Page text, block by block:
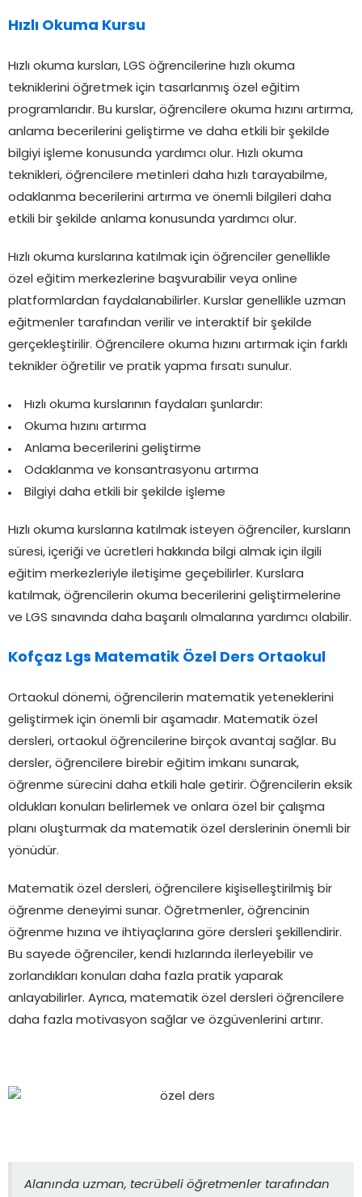
Hızlı Okuma Kursu
Hızlı okuma kursları, LGS öğrencilerine hızlı okuma
tekniklerini öğretmek için tasarlanmış özel eğitim
programlarıdır. Bu kurslar, öğrencilere okuma hızını artırma,
anlama becerilerini geliştirme ve daha etkili bir şekilde
bilgiyi işleme konusunda yardımcı olur. Hızlı okuma
teknikleri, öğrencilere metinleri daha hızlı tarayabilme,
odaklanma becerilerini artırma ve önemli bilgileri daha
etkili bir şekilde anlama konusunda yardımcı olur.
Hızlı okuma kurslarına katılmak için öğrenciler genellikle
özel eğitim merkezlerine başvurabilir veya online
platformlardan faydalanabilirler. Kurslar genellikle uzman
eğitmenler tarafından verilir ve interaktif bir şekilde
gerçekleştirilir. Öğrencilere okuma hızını artırmak için farklı
teknikler öğretilir ve pratik yapma fırsatı sunulur.
Hızlı okuma kurslarının faydaları şunlardır:
Okuma hızını artırma
Anlama becerilerini geliştirme
Odaklanma ve konsantrasyonu artırma
Bilgiyi daha etkili bir şekilde işleme
Hızlı okuma kurslarına katılmak isteyen öğrenciler, kursların
süresi, içeriği ve ücretleri hakkında bilgi almak için ilgili
eğitim merkezleriyle iletişime geçebilirler. Kurslara
katılmak, öğrencilerin okuma becerilerini geliştirmelerine
ve LGS sınavında daha başarılı olmalarına yardımcı olabilir.
Kofçaz Lgs Matematik Özel Ders Ortaokul
Ortaokul dönemi, öğrencilerin matematik yeteneklerini
geliştirmek için önemli bir aşamadır. Matematik özel
dersleri, ortaokul öğrencilerine birçok avantaj sağlar. Bu
dersler, öğrencilere birebir eğitim imkanı sunarak,
öğrenme sürecini daha etkili hale getirir. Öğrencilerin eksik
oldukları konuları belirlemek ve onlara özel bir çalışma
planı oluşturmak da matematik özel derslerinin önemli bir
yönüdür.
Matematik özel dersleri, öğrencilere kişiselleştirilmiş bir
öğrenme deneyimi sunar. Öğretmenler, öğrencinin
öğrenme hızına ve ihtiyaçlarına göre dersleri şekillendirir.
Bu sayede öğrenciler, kendi hızlarında ilerleyebilir ve
zorlandıkları konuları daha fazla pratik yaparak
anlayabilirler. Ayrıca, matematik özel dersleri öğrencilere
daha fazla motivasyon sağlar ve özgüvenlerini artırır.
Alanında uzman, tecrübeli öğretmenler tarafından